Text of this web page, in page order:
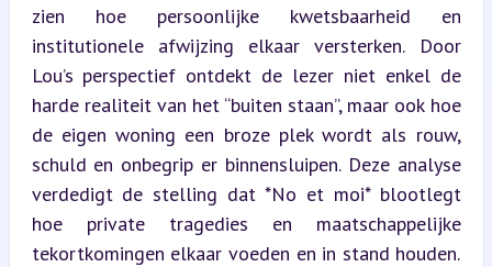
zien hoe persoonlijke kwetsbaarheid en
institutionele afwijzing elkaar versterken. Door
Lou’s perspectief ontdekt de lezer niet enkel de
harde realiteit van het “buiten staan”, maar ook hoe
de eigen woning een broze plek wordt als rouw,
schuld en onbegrip er binnensluipen. Deze analyse
verdedigt de stelling dat *No et moi* blootlegt
hoe private tragedies en maatschappelijke
tekortkomingen elkaar voeden en in stand houden.